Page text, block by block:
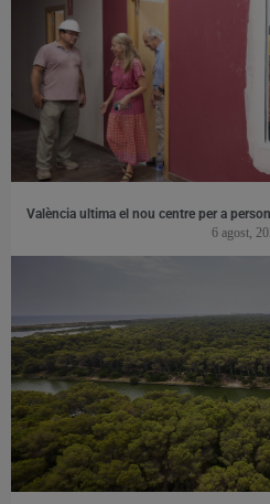
València ultima el nou centre per a
6 agost,